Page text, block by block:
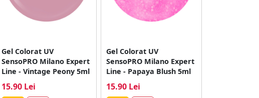
Gel Colorat UV
SensoPRO Milano Expert
Line - Vintage Peony 5ml
15.90 Lei
Gel Colorat UV
SensoPRO Milano Expert
Line - Papaya Blush 5ml
15.90 Lei